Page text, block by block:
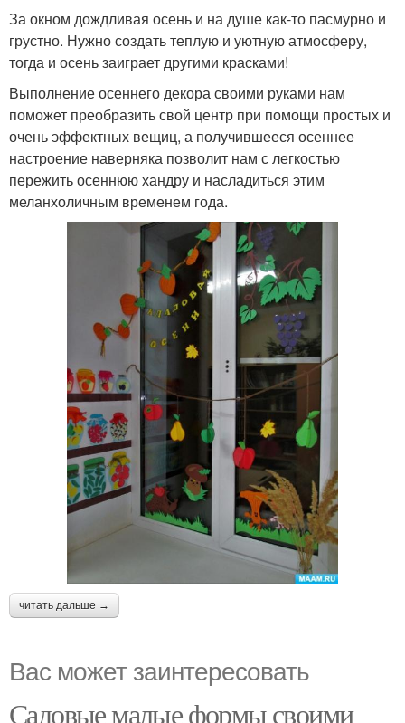
За окном дождливая осень и на душе как-то пасмурно и
грустно. Нужно создать теплую и уютную атмосферу,
тогда и осень заиграет другими красками!
Выполнение осеннего декора своими руками нам
поможет преобразить свой центр при помощи простых и
очень эффектных вещиц, а получившееся осеннее
настроение наверняка позволит нам с легкостью
пережить осеннюю хандру и насладиться этим
меланхоличным временем года.
читать дальше →
Вас может заинтересовать
Садовые малые формы своими